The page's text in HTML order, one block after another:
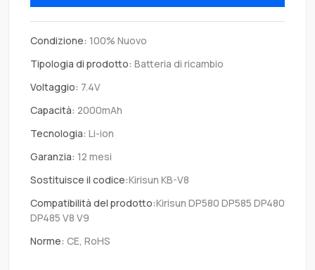
Condizione: 100% Nuovo
Tipologia di prodotto: Batteria di ricambio
Voltaggio: 7.4V
Capacità: 2000mAh
Tecnologia: Li-ion
Garanzia: 12 mesi
Sostituisce il codice:Kirisun KB-V8
Compatibilità del prodotto:Kirisun DP580 DP585 DP480
DP485 V8 V9
Norme: CE, RoHS